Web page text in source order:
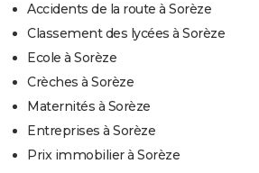
Accidents de la route à Sorèze
Classement des lycées à Sorèze
Ecole à Sorèze
Crèches à Sorèze
Maternités à Sorèze
Entreprises à Sorèze
Prix immobilier à Sorèze